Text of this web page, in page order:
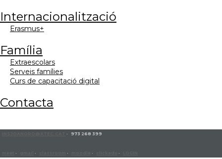
internacionalització
erasmus+
família
extraescolars
serveis famílies
curs de capacitació digital
contacta
· 973 268 399
· · · · ·